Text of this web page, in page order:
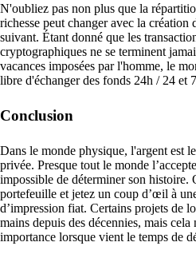
N'oubliez pas non plus que la
richesse peut changer avec la création
suivant. Étant donné que les
cryptographiques ne se terminent
vacances imposées par l'homme, le
libre d'échanger des fonds 24h / 24 et
Conclusion
Dans le monde physique, l'argent est
privée. Presque tout le monde
impossible de déterminer son histoire.
portefeuille et jetez un coup d’œil à
d’impression fiat. Certains projets de
mains depuis des décennies, mais cela
importance lorsque vient le temps de